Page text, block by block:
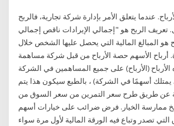
عندما يتعلق الأمر بإدارة شركة تجارية، فالربح
تعريف الربح هو "إجمالي الإيرادات ناقص إجمالي
هو المبالغ المالية التي يحصل عليها الشخص خلال
أرباح الأسهم حصة الأرباح من قبل شركة مساهمة
(الأرباح) على جميع المساهمين في الشركة
أسهمًا في الشركة) ، بالطبع سيكون هذا يتم
عن طريق طرح سعر التمرين من سعر السوق من
ممارسة الخيار. فرض ضرائب على خيارات أسهم
تصدر وتباع فيه الورقة المالية لأول مرة سواء